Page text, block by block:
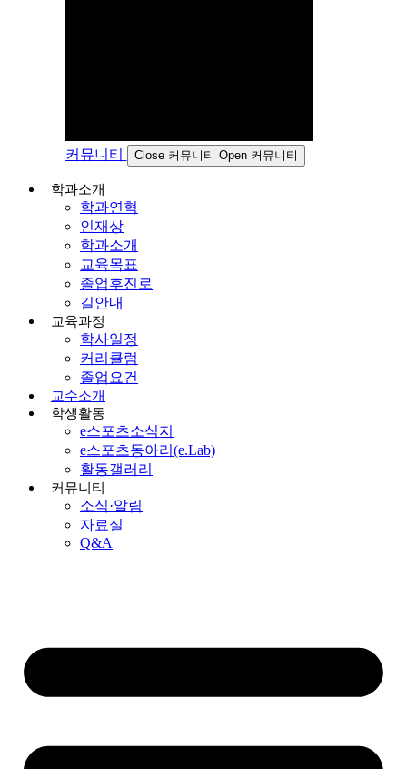
커뮤니티 Close 커뮤니티 Open 커뮤니티
학과소개
학과연혁
인재상
학과소개
교육목표
졸업후진로
길안내
교육과정
학사일정
커리큘럼
졸업요건
교수소개
학생활동
e스포츠소식지
e스포츠동아리(e.Lab)
활동갤러리
커뮤니티
소식·알림
자료실
Q&A